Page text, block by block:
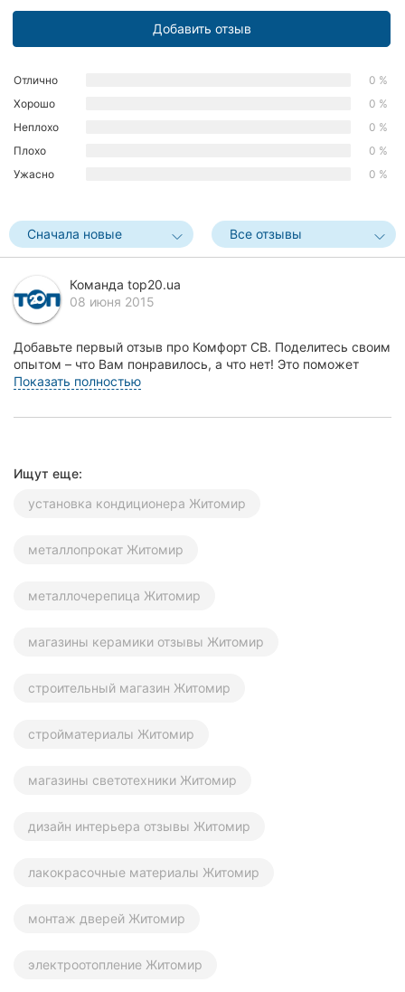
Киев
Харьков
Запорожье
Днепр
Рог
Николаев
Херсон
Чернигов
Черкассы
Франковск
Добавить отзыв
Отлично
0 %
Хорошо
0 %
Неплохо
0 %
Плохо
0 %
Ужасно
0 %
Сначала новые Все отзывы
Команда top20.ua
08 июня 2015
Добавьте первый отзыв про Комфорт СВ. Поделитесь своим
опытом – что Вам понравилось, а что нет! Это поможет
другим жителям Житомира сделать правильны...
Показать полностью
Ищут еще:
установка кондиционера Житомир
металлопрокат Житомир
металлочерепица Житомир
магазины керамики отзывы Житомир
строительный магазин Житомир
стройматериалы Житомир
магазины светотехники Житомир
дизайн интерьера отзывы Житомир
лакокрасочные материалы Житомир
монтаж дверей Житомир
электроотопление Житомир